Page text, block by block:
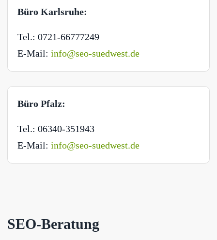
Büro Karlsruhe:
Tel.: 0721-66777249
E-Mail: info@seo-suedwest.de
Büro Pfalz:
Tel.: 06340-351943
E-Mail: info@seo-suedwest.de
SEO-Beratung